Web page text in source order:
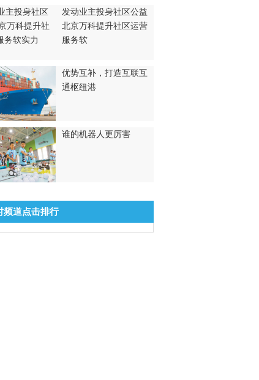
发动业主投身社区公益
北京万科提升社区运营
服务软
优势互补，打造互联互
通枢纽港
谁的机器人更厉害
频道点击排行